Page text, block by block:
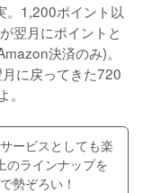
。1,200ポイント以
翌月にポイントと
決済のみ)。
に戻ってきた720
ービスとしても楽
のラインナップを
勢ぞろい！